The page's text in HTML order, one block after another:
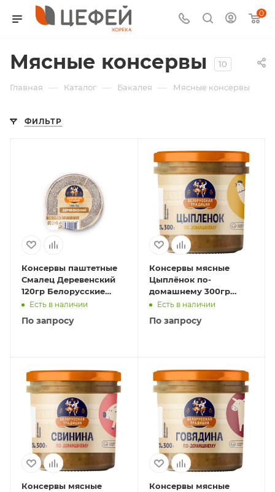
0
Мясные консервы 10
Главная — Каталог — Бакалея — Мясные консервы
ФИЛЬТР
Консервы паштетные
Смалец Деревенский
120гр Белорусские
традиции 1/22
Есть в наличии
По запросу
Консервы мясные
Цыплёнок по-
домашнему 300гр
Белорусские традиции
Есть в наличии
По запросу
Консервы мясные
Консервы мясные